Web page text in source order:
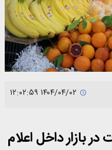
بازار داخل اعلام